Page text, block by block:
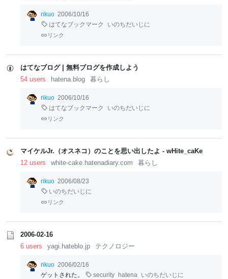
rikuo 2006/10/16
はてなブックマーク
いのちだいじに
リンク
はてなブログ | 無料ブログを作成しよう
54 users
hatena.blog 暮らし
rikuo 2006/10/16
はてなブックマーク
いのちだいじに
リンク
マイケルJr.（オスネコ）のことを思い出したよ - wHite_caKe
12 users
white-cake.hatenadiary.com 暮らし
rikuo 2006/08/23
いのちだいじに
リンク
2006-02-16
6 users
yagi.hateblo.jp テクノロジー
rikuo 2006/02/16
ゲットされた。
security hatena いのちだいじに